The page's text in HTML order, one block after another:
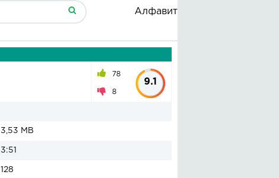
Алфавит
78
8
9.1
3,53 MB
3:51
128